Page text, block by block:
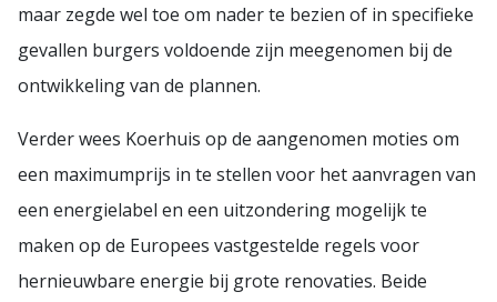
maar zegde wel toe om nader te bezien of in specifieke
gevallen burgers voldoende zijn meegenomen bij de
ontwikkeling van de plannen.
Verder wees Koerhuis op de aangenomen moties om
een maximumprijs in te stellen voor het aanvragen van
een energielabel en een uitzondering mogelijk te
maken op de Europees vastgestelde regels voor
hernieuwbare energie bij grote renovaties. Beide